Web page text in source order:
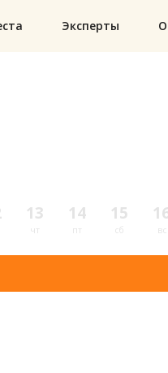
Эксперты
13
чт
14
пт
15
сб вс